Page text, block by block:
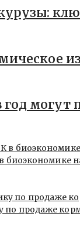
год могут
биоэкономике
по продаже